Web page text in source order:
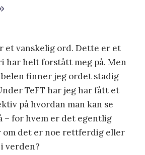
et vanskelig ord. Dette er et
har helt forstått meg på. Men
finner jeg ordet stadig
TeFT har jeg har fått et
på hvordan man kan se
for hvem er det egentlig
om det er noe rettferdig eller
verden?